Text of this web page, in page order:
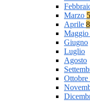
Marzo 5
Aprile
Maggio
Giugno
Luglio
Agosto
Ottobre